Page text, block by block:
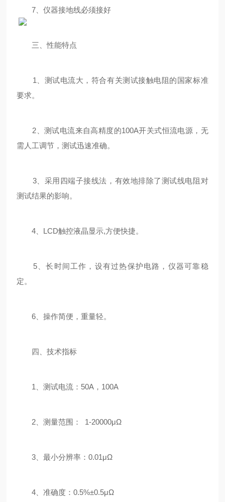
7、仪器接地线必须接好
三、性能特点
1、测试电流大，符合有关测试接触电阻的国家标准
要求。
2、测试电流来自高精度的100A开关式恒流电源，无
需人工调节，测试迅速准确。
3、采用四端子接线法，有效地排除了测试线电阻对
测试结果的影响。
4、LCD触控液晶显示,方便快捷。
5、长时间工作，设有过热保护电路，仪器可靠稳
定。
6、操作简便，重量轻。
四、技术指标
1、测试电流：50A，100A
2、测量范围： 1-20000μΩ
3、最小分辨率：0.01μΩ
4、准确度：0.5%±0.5μΩ